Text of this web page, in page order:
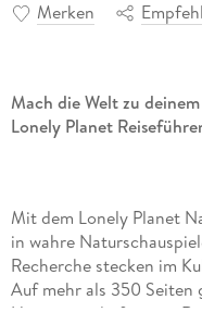
Merken
Mach die Welt zu
Lonely Planet
Mit dem Lonely Planet
in wahre
Recherche stecken im
Auf mehr als 350 Seiten